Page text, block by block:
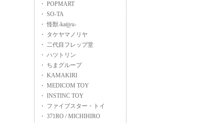
・ POPMART
・ SO-TA
・ 怪獣-kaijyu-
・ タケヤマノリヤ
・ 二代目フレップ堂
・ ハツトリン
・ ちまグループ
・ KAMAKIRI
・ MEDICOM TOY
・ INSTINC TOY
・ ファイブスター・トイ
・ 371RO / MICHIHIRO